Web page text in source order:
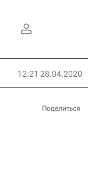
12:21 28.04.2020
Поделиться